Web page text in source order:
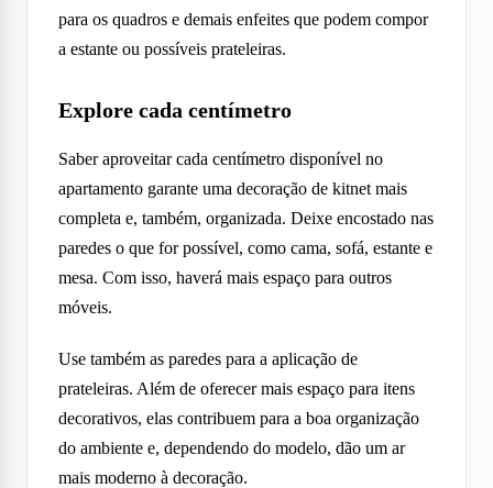
para os quadros e demais enfeites que podem compor
a estante ou possíveis prateleiras.
Explore cada centímetro
Saber aproveitar cada centímetro disponível no
apartamento garante uma decoração de kitnet mais
completa e, também, organizada. Deixe encostado nas
paredes o que for possível, como cama, sofá, estante e
mesa. Com isso, haverá mais espaço para outros
móveis.
Use também as paredes para a aplicação de
prateleiras. Além de oferecer mais espaço para itens
decorativos, elas contribuem para a boa organização
do ambiente e, dependendo do modelo, dão um ar
mais moderno à decoração.